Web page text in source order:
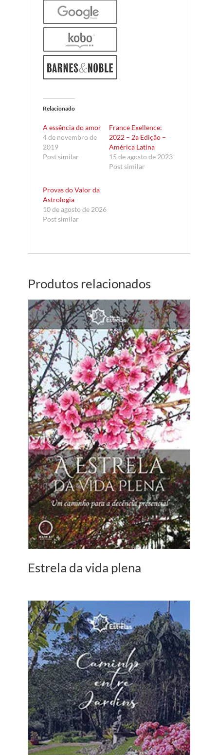
Relacionado
A essência do amor
4 de novembro de
2019
Post similar
France Exellence:
2022 – 2a Edição –
América Latina
15 de agosto de 2023
Post similar
Provas do Valor da
Astrologia
10 de agosto de 2026
Post similar
Produtos relacionados
Estrela da vida plena